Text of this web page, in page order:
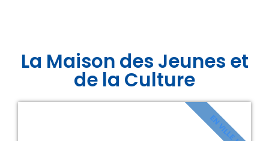
La Maison des Jeunes et
de la Culture
EN VILLE !